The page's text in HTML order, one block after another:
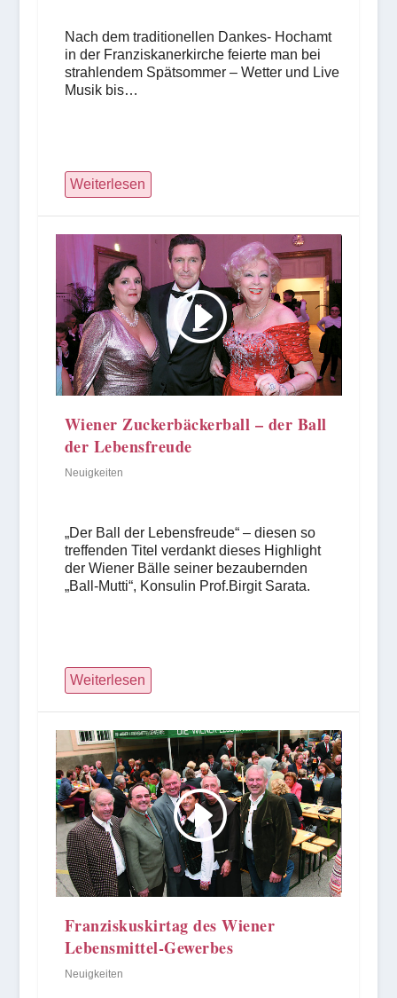
Nach dem traditionellen Dankes- Hochamt
in der Franziskanerkirche feierte man bei
strahlendem Spätsommer – Wetter und Live
Musik bis…
Weiterlesen
Wiener Zuckerbäckerball – der Ball
der Lebensfreude
Neuigkeiten
„Der Ball der Lebensfreude“ – diesen so
treffenden Titel verdankt dieses Highlight
der Wiener Bälle seiner bezaubernden
„Ball-Mutti“, Konsulin Prof.Birgit Sarata.
Weiterlesen
Franziskuskirtag des Wiener
Lebensmittel-Gewerbes
Neuigkeiten